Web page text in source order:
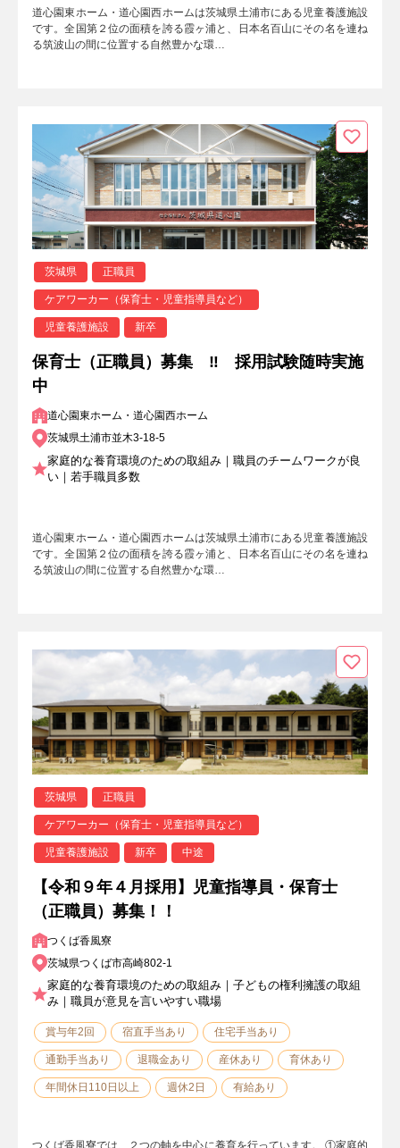
道心園東ホーム・道心園西ホームは茨城県土浦市にある児童養護施設
です。全国第２位の面積を誇る霞ヶ浦と、日本名百山にその名を連ね
る筑波山の間に位置する自然豊かな環…
茨城県 正職員
ケアワーカー（保育士・児童指導員など）
児童養護施設 新卒
保育士（正職員）募集 ‼ 採用試験随時実施
中
道心園東ホーム・道心園西ホーム
茨城県土浦市並木3-18-5
家庭的な養育環境のための取組み｜職員のチームワークが良
い｜若手職員多数
道心園東ホーム・道心園西ホームは茨城県土浦市にある児童養護施設
です。全国第２位の面積を誇る霞ヶ浦と、日本名百山にその名を連ね
る筑波山の間に位置する自然豊かな環…
茨城県 正職員
ケアワーカー（保育士・児童指導員など）
児童養護施設 新卒 中途
【令和９年４月採用】児童指導員・保育士
（正職員）募集！！
つくば香風寮
茨城県つくば市高崎802-1
家庭的な養育環境のための取組み｜子どもの権利擁護の取組
み｜職員が意見を言いやすい職場
賞与年2回 宿直手当あり 住宅手当あり
通勤手当あり 退職金あり 産休あり 育休あり
年間休日110日以上 週休2日 有給あり
つくば香風寮では、２つの軸を中心に養育を行っています。 ①家庭的